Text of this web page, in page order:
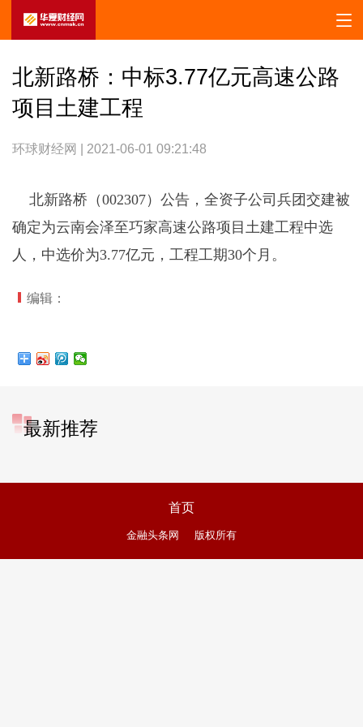
北新路桥：中标3.77亿元高速公路
项目土建工程
环球财经网 | 2021-06-01 09:21:48
北新路桥（002307）公告，全资子公司兵团交建被
确定为云南会泽至巧家高速公路项目土建工程中选
人，中选价为3.77亿元，工程工期30个月。
编辑：
最新推荐
首页
金融头条网 版权所有